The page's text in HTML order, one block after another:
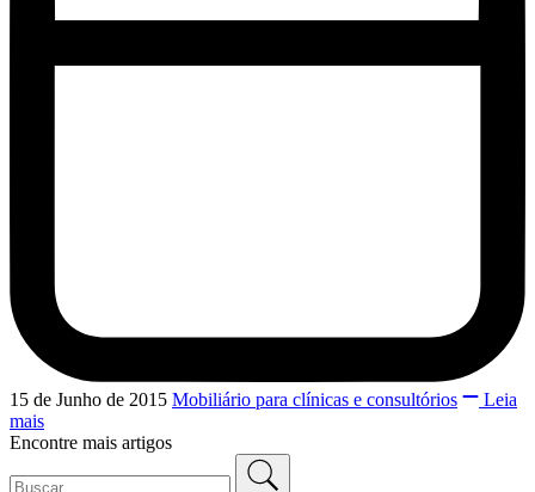
15 de Junho de 2015 Mobiliário para clínicas e consultórios
Leia
mais
Encontre mais artigos